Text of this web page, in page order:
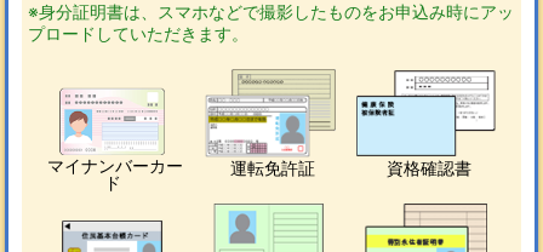
※身分証明書は、スマホなどで撮影したものをお申込み時にアッ
プロードしていただきます。
マイナンバーカー
ド
運転免許証 資格確認書